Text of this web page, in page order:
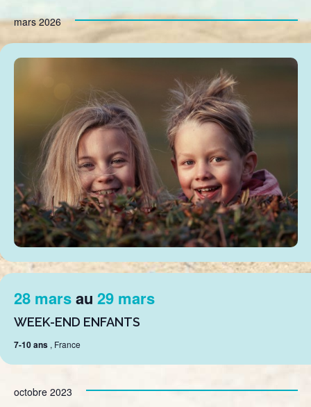
une
mars 2026
WEEK-END ENFANTS
28 marsau 29 mars
7-10 ans , France
octobre 2023